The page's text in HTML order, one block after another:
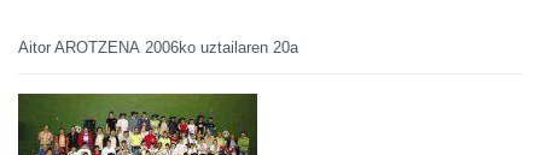
Aitor AROTZENA 2006ko uztailaren 20a